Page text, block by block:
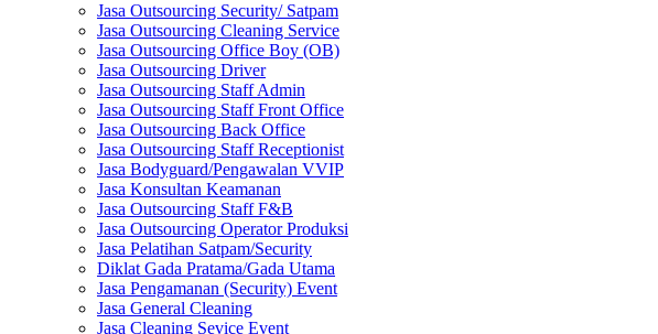
Jasa Outsourcing Security/ Satpam
Jasa Outsourcing Cleaning Service
Jasa Outsourcing Office Boy (OB)
Jasa Outsourcing Driver
Jasa Outsourcing Staff Admin
Jasa Outsourcing Staff Front Office
Jasa Outsourcing Back Office
Jasa Outsourcing Staff Receptionist
Jasa Bodyguard/Pengawalan VVIP
Jasa Konsultan Keamanan
Jasa Outsourcing Staff F&B
Jasa Outsourcing Operator Produksi
Jasa Pelatihan Satpam/Security
Diklat Gada Pratama/Gada Utama
Jasa Pengamanan (Security) Event
Jasa General Cleaning
Jasa Cleaning Sevice Event